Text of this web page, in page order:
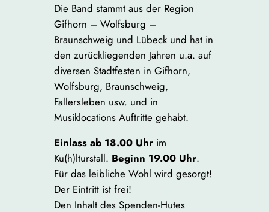
Die Band stammt aus der Region
Gifhorn – Wolfsburg –
Braunschweig und Lübeck und hat in
den zurückliegenden Jahren u.a. auf
diversen Stadtfesten in Gifhorn,
Wolfsburg, Braunschweig,
Fallersleben usw. und in
Musiklocations Auftritte gehabt.
Einlass ab 18.00 Uhrim
Ku(h)lturstall. Beginn 19.00 Uhr.
Für das leibliche Wohl wird gesorgt!
Der Eintritt ist frei!
Den Inhalt des Spenden-Hutes